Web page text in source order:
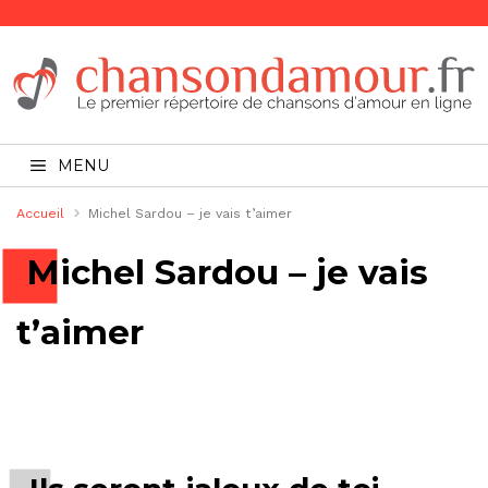
MENU
Accueil Michel Sardou – je vais t’aimer
Michel Sardou – je vais
t’aimer